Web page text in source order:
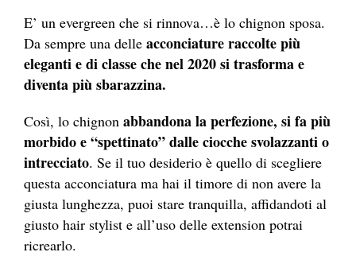
E’ un evergreen che si rinnova…è lo chignon sposa.
Da sempre una delle acconciature raccolte più
eleganti e di classe che nel 2020 si trasforma e
diventa più sbarazzina.
Così, lo chignon abbandona la perfezione, si fa più
morbido e “spettinato” dalle ciocche svolazzanti o
intrecciato. Se il tuo desiderio è quello di scegliere
questa acconciatura ma hai il timore di non avere la
giusta lunghezza, puoi stare tranquilla, affidandoti al
giusto hair stylist e all’uso delle extension potrai
ricrearlo.